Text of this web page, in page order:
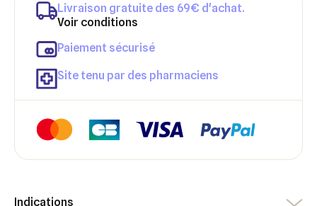
Livraison gratuite des 69€ d'achat.
Voir conditions
Paiement sécurisé
Site tenu par des pharmaciens
Indications